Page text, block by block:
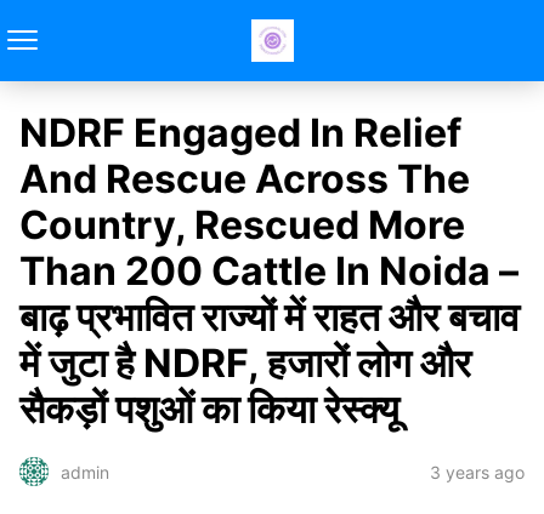
NDRF Engaged In Relief
And Rescue Across The
Country, Rescued More
Than 200 Cattle In Noida –
बाढ़ प्रभावित राज्यों में राहत और बचाव
में जुटा है NDRF, हजारों लोग और
सैकड़ों पशुओं का किया रेस्क्यू
admin 3 years ago